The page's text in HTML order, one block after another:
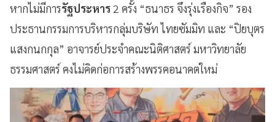
หากไม่มีการรัฐประหาร 2 ครั้ง “ธนาธร จึงรุ่งเรืองกิจ” รอง
ประธานกรรมการบริหารกลุ่มบริษัท ไทยซัมมิท และ “ปิยบุตร
แสงกนกกุล” อาจารย์ประจำคณะนิติศาสตร์ มหาวิทยาลัย
ธรรมศาสตร์ คงไม่คิดก่อการสร้างพรรคอนาคตใหม่